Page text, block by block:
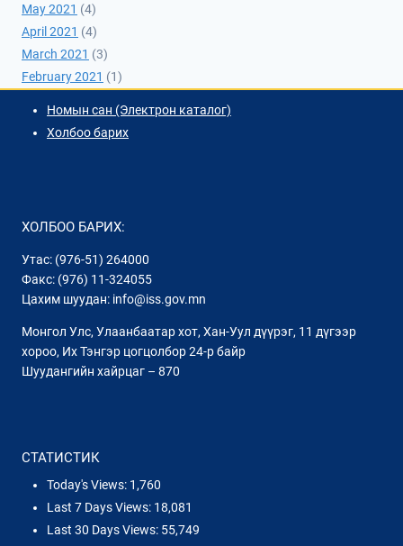
May 2021 (4)
April 2021 (4)
March 2021 (3)
February 2021 (1)
Номын сан (Электрон каталог)
Холбоо барих
ХОЛБОО БАРИХ:
Утас: (976-51) 264000
Факс: (976) 11-324055
Цахим шуудан: info@iss.gov.mn
Монгол Улс, Улаанбаатар хот, Хан-Уул дүүрэг, 11 дүгээр
хороо, Их Тэнгэр цогцолбор 24-р байр
Шуудангийн хайрцаг – 870
СТАТИСТИК
Today's Views: 1,760
Last 7 Days Views: 18,081
Last 30 Days Views: 55,749